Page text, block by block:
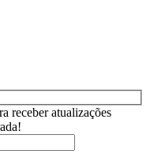
receber atualizações